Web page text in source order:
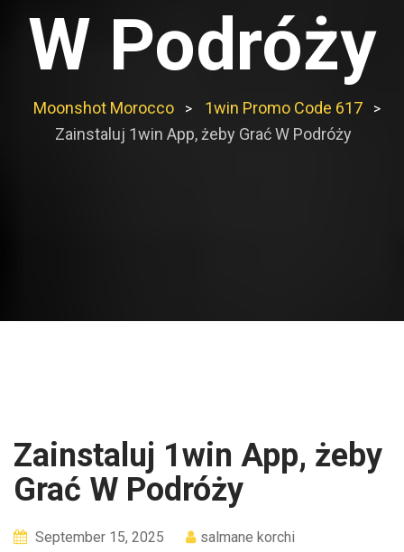
W Podróży
Moonshot Morocco > 1win Promo Code 617 >
Zainstaluj 1win App, żeby Grać W Podróży
Zainstaluj 1win App, żeby
Grać W Podróży
September 15, 2025
salmane korchi